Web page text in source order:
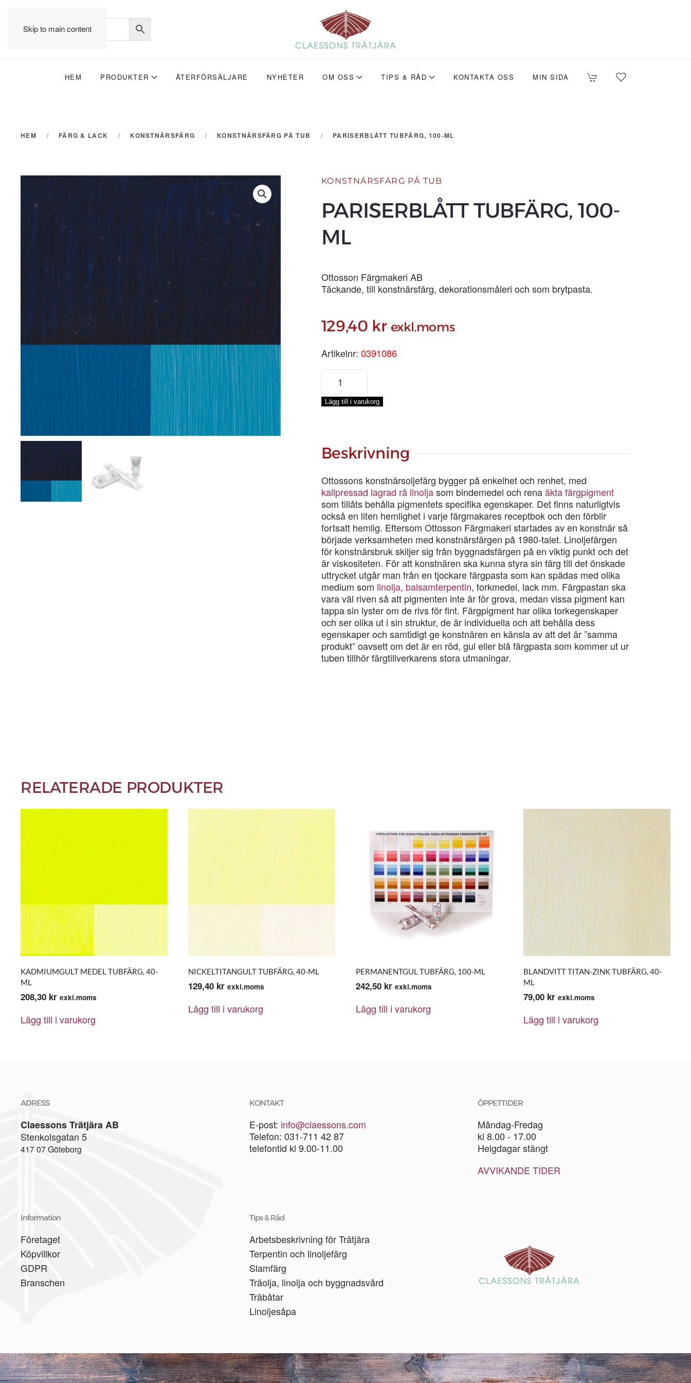
Skip to main content
HEM PRODUKTER ÅTERFÖRSÄLJARE NYHETER OM OSS TIPS & RÅD KONTAKTA OSS MIN SIDA
HEM FÄRG & LACK KONSTNÄRSFÄRG KONSTNÄRSFÄRG PÅ TUB PARISERBLÅTT TUBFÄRG, 100-ML
KONSTNÄRSFÄRG PÅ TUB
PARISERBLÅTT TUBFÄRG, 100-
ML
Ottosson Färgmakeri AB
Täckande, till konstnärsfärg, dekorationsmåleri och som brytpasta.
129,40 kr exkl.moms
Artikelnr: 0391086
PARISERBLÅTT
TUBFÄRG,
100-
ML
Lägg till i varukorg
Beskrivning
Ottossons konstnärsoljefärg bygger på enkelhet och renhet, med
kallpressad lagrad rå linoljasom bindemedel och renaäkta färgpigment
som tillåts behålla pigmentets specifika egenskaper. Det finns naturligtvis
också en liten hemlighet i varje färgmakares receptbok och den förblir
fortsatt hemlig. Eftersom Ottosson Färgmakeri startades av en konstnär så
började verksamheten med konstnärsfärgen på 1980-talet. Linoljefärgen
för konstnärsbruk skiljer sig från byggnadsfärgen på en viktig punkt och det
är viskositeten. För att konstnären ska kunna styra sin färg till det önskade
uttrycket utgår man från en tjockare färgpasta som kan spädas med olika
medium som linolja, balsamterpentin, torkmedel, lack mm. Färgpastan ska
vara väl riven så att pigmenten inte är för grova, medan vissa pigment kan
tappa sin lyster om de rivs för fint. Färgpigment har olika torkegenskaper
och ser olika ut i sin struktur, de är individuella och att behålla dess
egenskaper och samtidigt ge konstnären en känsla av att det är ”samma
produkt” oavsett om det är en röd, gul eller blå färgpasta som kommer ut ur
tuben tillhör färgtillverkarens stora utmaningar.
RELATERADE PRODUKTER
KADMIUMGULT MEDEL TUBFÄRG, 40-
ML
208,30 kr exkl.moms
Lägg till i varukorg
NICKELTITANGULT TUBFÄRG, 40-ML
129,40 kr exkl.moms
Lägg till i varukorg
PERMANENTGUL TUBFÄRG, 100-ML
242,50 kr exkl.moms
Lägg till i varukorg
BLANDVITT TITAN-ZINK TUBFÄRG, 40-
ML
79,00 kr exkl.moms
Lägg till i varukorg
ADRESS
Claessons Trätjära AB
Stenkolsgatan 5
417 07 Göteborg
KONTAKT
E-post: info@claessons.com
Telefon: 031-711 42 87
telefontid kl 9.00-11.00
ÖPPETTIDER
Måndag-Fredag
kl 8.00 - 17.00
Helgdagar stängt
AVVIKANDE TIDER
Information
Företaget
Köpvillkor
GDPR
Branschen
Tips & Råd
Arbetsbeskrivning för Trätjära
Terpentin och linoljefärg
Slamfärg
Träolja, linolja och byggnadsvård
Träbåtar
Linoljesåpa